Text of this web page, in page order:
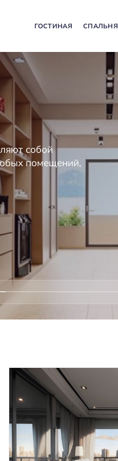
ГОСТИНАЯ СПАЛЬНЯ
собой
помещений,